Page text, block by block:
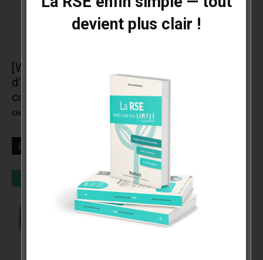
[Webinaire] L’éco-conception, retour
d’expérience | Marie Cussol – Pôle Éco-
conception
Cité de la RSE et de l'impact 1 juin 2021
devient plus clair !